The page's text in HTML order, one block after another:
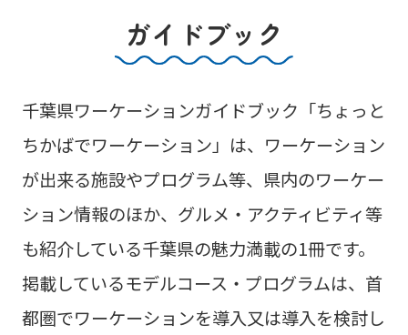
ガイドブック
千葉県ワーケーションガイドブック「ちょっと
ちかばでワーケーション」は、 ワーケーション
が出来る施設やプログラム等、県内のワーケー
ション情報のほか、 グルメ・アクティビティ等
も紹介している千葉県の魅力満載の1冊です。
掲載しているモデルコース・プログラムは、首
都圏でワーケーションを導入又は導入を検討し